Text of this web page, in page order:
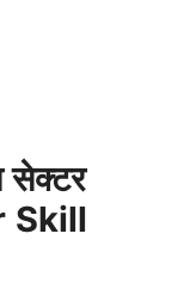
सेक्टर
Skill